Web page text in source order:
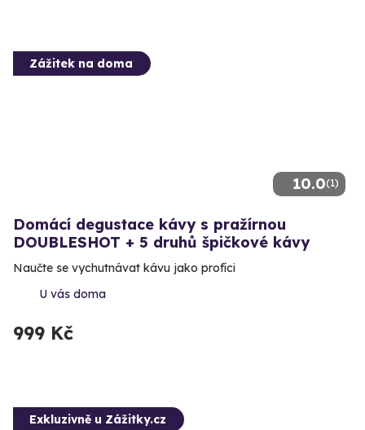
10.0(1)
Zážitek na doma
Domácí degustace kávy s pražírnou
DOUBLESHOT + 5 druhů špičkové kávy
Naučte se vychutnávat kávu jako profíci
U vás doma
999 Kč
Exkluzivně u Zážitky.cz